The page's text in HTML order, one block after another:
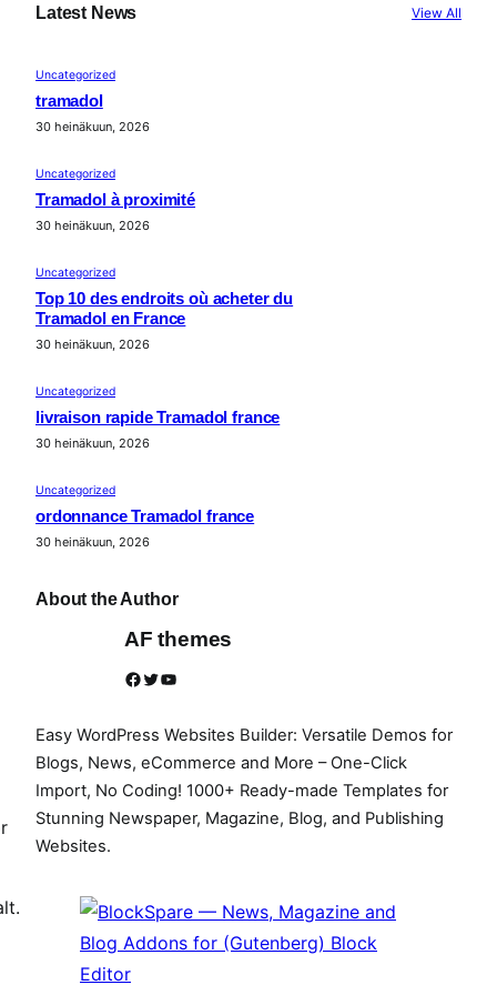
Latest News View All
Uncategorized
tramadol
30 heinäkuun, 2026
Uncategorized
Tramadol à proximité
30 heinäkuun, 2026
Uncategorized
Top 10 des endroits où acheter du
Tramadol en France
30 heinäkuun, 2026
Uncategorized
livraison rapide Tramadol france
30 heinäkuun, 2026
Uncategorized
ordonnance Tramadol france
30 heinäkuun, 2026
About the Author
AF themes
Facebook Twitter YouTube
Easy WordPress Websites Builder: Versatile Demos for
Blogs, News, eCommerce and More – One-Click
Import, No Coding! 1000+ Ready-made Templates for
Stunning Newspaper, Magazine, Blog, and Publishing
Websites.